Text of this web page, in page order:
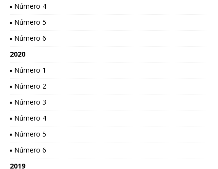
▪ Número 4
▪ Número 5
▪ Número 6
2020
▪ Número 1
▪ Número 2
▪ Número 3
▪ Número 4
▪ Número 5
▪ Número 6
2019